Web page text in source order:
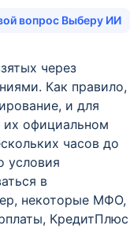
вопрос Выберу ИИ
через
Как правило,
и для
их официальном
часов до
условия
в
некоторые МФО,
КредитПлюс